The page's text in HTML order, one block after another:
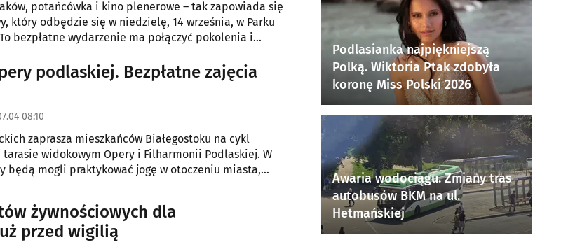
potańcówka i kino plenerowe – tak zapowiada się
który odbędzie się w niedzielę, 14 września, w Parku
bezpłatne wydarzenie ma połączyć pokolenia i
podlaskiej. Bezpłatne zajęcia
08:10
zaprasza mieszkańców Białegostoku na cykl
tarasie widokowym Opery i Filharmonii Podlaskiej. W
będą mogli praktykować jogę w otoczeniu miasta,
żywnościowych dla
przed wigilią
Podlasianka najpiękniejszą
Polką. Wiktoria Ptak zdobyła
koronę Miss Polski 2026
Awaria wodociągu. Zmiany tras
autobusów BKM na ul.
Hetmańskiej